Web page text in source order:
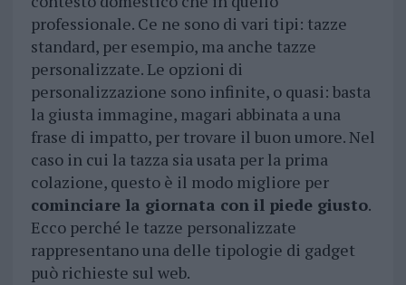
professionale. Ce ne sono di vari tipi: tazze
standard, per esempio, ma anche tazze
personalizzate. Le opzioni di
personalizzazione sono infinite, o quasi: basta
la giusta immagine, magari abbinata a una
frase di impatto, per trovare il buon umore. Nel
caso in cui la tazza sia usata per la prima
colazione, questo è il modo migliore per
cominciare la giornata con il piede giusto.
Ecco perché le tazze personalizzate
rappresentano una delle tipologie di gadget
può richieste sul web.